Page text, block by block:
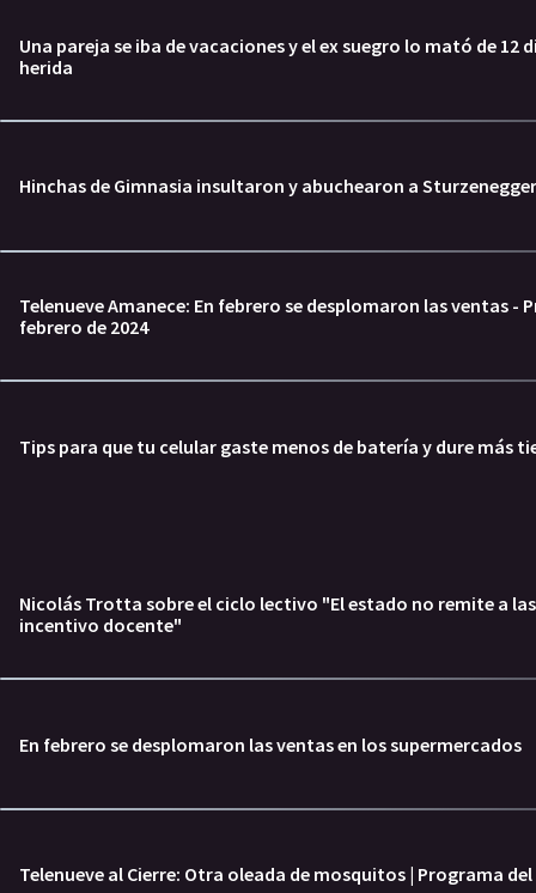
Una pareja se iba de vacaciones y el ex suegro lo mató de 12
herida
Hinchas de Gimnasia insultaron y abuchearon a
Telenueve Amanece: En febrero se desplomaron las ventas -
febrero de 2024
Tips para que tu celular gaste menos de batería y dure más
Nicolás Trotta sobre el ciclo lectivo "El estado no remite a
incentivo docente"
En febrero se desplomaron las ventas en los supermercados
Telenueve al Cierre: Otra oleada de mosquitos | Programa del